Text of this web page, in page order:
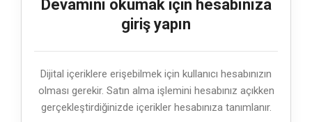
Devamını okumak için hesabınıza
giriş yapın
Dijital içeriklere erişebilmek için kullanıcı hesabınızın
olması gerekir. Satın alma işlemini hesabınız açıkken
gerçekleştirdiğinizde içerikler hesabınıza tanımlanır.